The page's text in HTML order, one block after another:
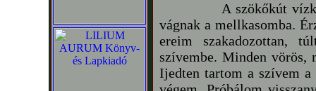
A szökőkút
vágnak a mellkasomba.
ereim szakadozottan,
szívembe. Minden vörös,
Ijedten tartom a szívem